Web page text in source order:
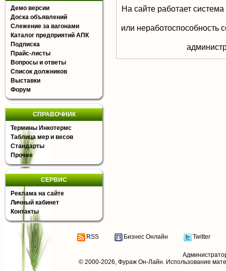
Демо версии
Доска объявлений
Слежение за вагонами
Каталог предприятий АПК
Подписка
Прайс-листы
Вопросы и ответы
Список должников
Выставки
Форум
СПРАВОЧНИК
Термины Инкотермс
Таблица мер и весов
Стандарты
Прочее
СЕРВИС
Реклама на сайте
Личный кабинет
Контакты
На сайте работает
или неработоспособность
RSS Бизнес Онлайн Twitter
© 2000-2026, Фураж Он-Лайн. Использование